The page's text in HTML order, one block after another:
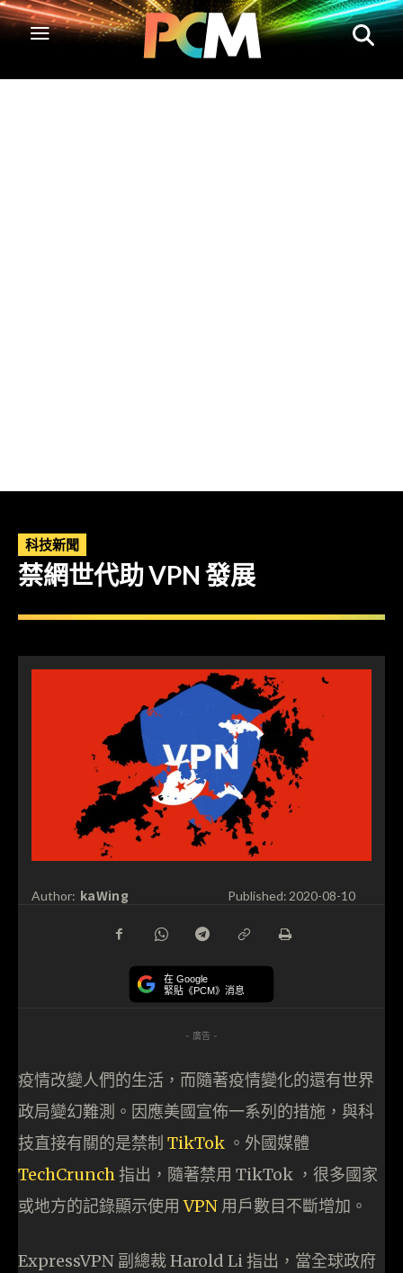
科技新聞
禁網世代助 VPN 發展
Author: kaWing Published: 2020-08-10
在 Google
緊貼《PCM》消息
- 廣告 -
疫情改變人們的生活，而隨著疫情變化的還有世界
政局變幻難測。因應美國宣佈一系列的措施，與科
技直接有關的是禁制 TikTok 。外國媒體
TechCrunch指出，隨著禁用 TikTok ，很多國家
或地方的記錄顯示使用VPN 用戶數目不斷增加。
ExpressVPN 副總裁 Harold Li 指出，當全球政府